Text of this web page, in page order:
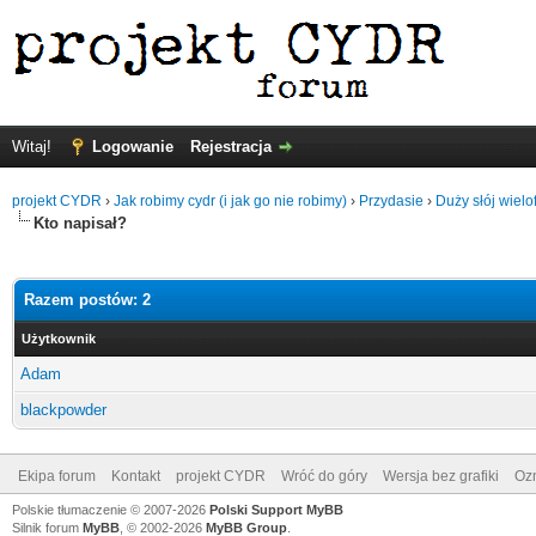
Witaj! Logowanie Rejestracja
projekt CYDR › Jak robimy cydr (i jak go nie robimy) › Przydasie › Duży słój
Kto napisał?
Razem postów: 2
Użytkownik
Adam
blackpowder
Ekipa forum Kontakt projekt CYDR Wróć do góry Wersja bez grafiki
Polskie tłumaczenie © 2007-2026 Polski Support MyBB
Silnik forum MyBB , © 2002-2026 MyBB Group